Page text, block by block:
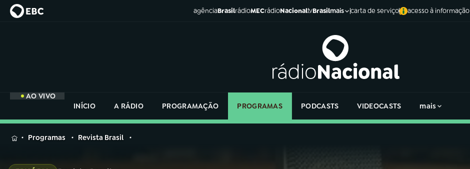
agênciaBrasilrádioMECrádioNacionaltvBrasilmais carta de serviço acesso à informação
AO VIVO
INÍCIO
A RÁDIO PROGRAMAÇÃO PROGRAMAS PODCASTS VIDEOCASTS mais
MENU
na
Programas Revista Brasil